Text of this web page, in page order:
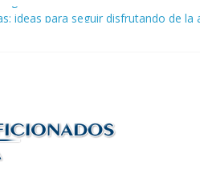
ideas para seguir disfrutando de la